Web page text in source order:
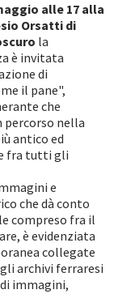
alle 17 alla
Orsatti di
la
è invitata
di
il pane",
che
percorso nella
antico ed
fra tutti gli
e
che dà conto
compreso fra il
è evidenziata
collegate
archivi ferraresi
immagini,